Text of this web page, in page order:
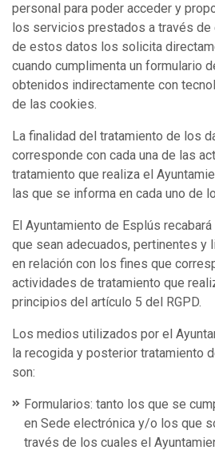
personal para poder acceder y
los servicios prestados a través
de estos datos los solicita
cuando cumplimenta un formulario
obtenidos indirectamente con
de las cookies.
La finalidad del tratamiento de los
corresponde con cada una de las
tratamiento que realiza el
las que se informa en cada uno de
El Ayuntamiento de Esplús
que sean adecuados, pertinentes y
en relación con los fines que
actividades de tratamiento que
principios del artículo 5 del RGPD.
Los medios utilizados por el
la recogida y posterior tratamiento
son:
Formularios: tanto los que se
en Sede electrónica y/o los que
través de los cuales el